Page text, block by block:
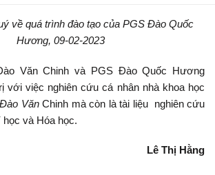
về quá trình đào tạo của PGS Đào Quốc
Hương, 09-02-2023
Văn Chinh và PGS Đào Quốc Hương
với việc nghiên cứu cá nhân nhà khoa học
Đào Văn Chinh mà còn là tài liệu nghiên cứu
và Hóa học.
Lê Thị Hằng